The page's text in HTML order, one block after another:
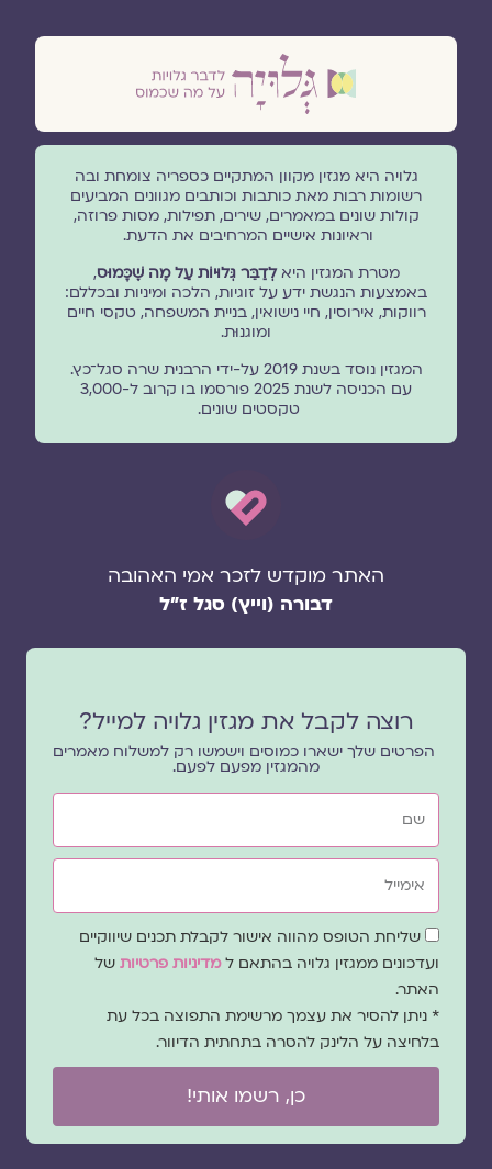
גלויה היא מגזין מקוון המתקיים כספריה צומחת ובה
רשומות רבות מאת כותבות וכותבים מגוונים המביעים
קולות שונים במאמרים, שירים, תפילות, מסות פרוזה,
וראיונות אישיים המרחיבים את הדעת.
מטרת המגזין היאלְדַבֵּר גְּלוּיוֹת עַל מָה שֶׁכָּמוּס,
באמצעות הנגשת ידע על זוגיות, הלכה ומיניות ובכללם:
רווקות, אירוסין, חיי נישואין, בניית המשפחה, טקסי חיים
ומוגנוּת.
המגזין נוסד בשנת 2019 על-ידי הרבנית שרה סגל־כץ.
עם הכניסה לשנת 2025 פורסמו בו קרוב ל-3,000
טקסטים שונים.
האתר מוקדש לזכר אמי האהובה
דבורה (וייץ) סגל ז"ל
רוצה לקבל את מגזין גלויה למייל?
הפרטים שלך ישארו כמוסים וישמשו רק למשלוח מאמרים
מהמגזין מפעם לפעם.
שם
אימייל
שדה
הסכמה
שליחת הטופס מהווה אישור לקבלת תכנים שיווקיים
ועדכונים ממגזין גלויה בהתאם ל מדיניות פרטיותשל
האתר.
* ניתן להסיר את עצמך מרשימת התפוצה בכל עת
בלחיצה על הלינק להסרה בתחתית הדיוור.
כן, רשמו אותי!